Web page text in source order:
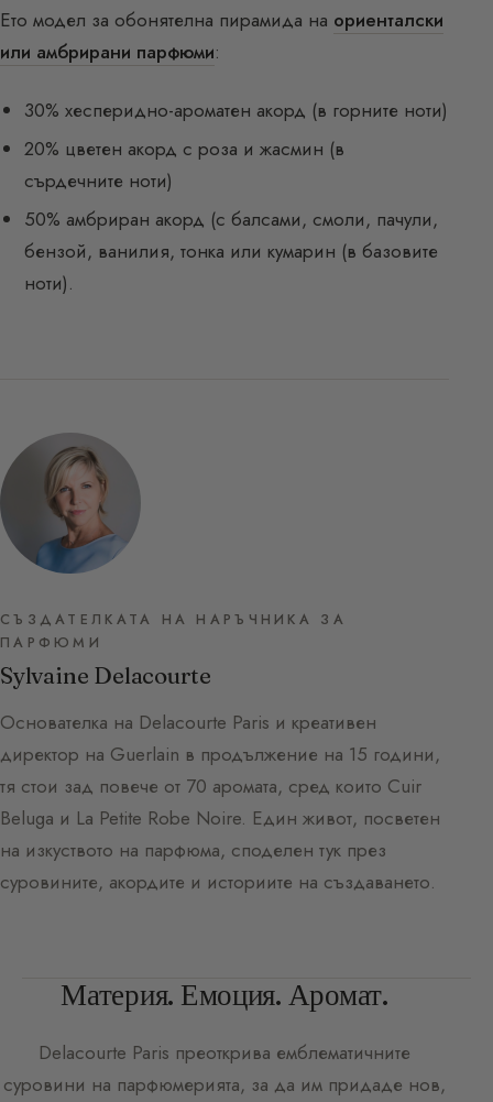
Ето модел за обонятелна пирамида на ориенталски
или амбрирани парфюми:
30% хесперидно-ароматен акорд (в горните ноти)
20% цветен акорд с роза и жасмин (в
сърдечните ноти)
50% амбриран акорд (с балсами, смоли, пачули,
бензой, ванилия, тонка или кумарин (в базовите
ноти).
СЪЗДАТЕЛКАТА НА НАРЪЧНИКА ЗА
ПАРФЮМИ
Sylvaine Delacourte
Основателка на Delacourte Paris и креативен
директор на Guerlain в продължение на 15 години,
тя стои зад повече от 70 аромата, сред които Cuir
Beluga и La Petite Robe Noire. Един живот, посветен
на изкуството на парфюма, споделен тук през
суровините, акордите и историите на създаването.
Материя. Емоция. Аромат.
Delacourte Paris преоткрива емблематичните
суровини на парфюмерията, за да им придаде нов,